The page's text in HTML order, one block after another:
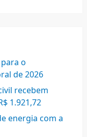
o
de 2026
recebem
1.921,72
energia com a